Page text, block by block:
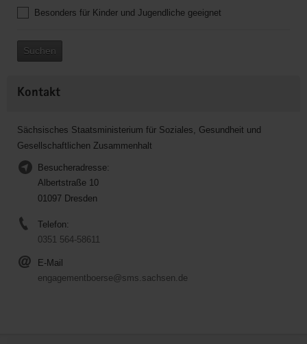
Besonders für Kinder und Jugendliche geeignet
Suchen
Kontakt
Sächsisches Staatsministerium für Soziales, Gesundheit und
Gesellschaftlichen Zusammenhalt
Besucheradresse:
Albertstraße 10
01097 Dresden
Telefon:
0351 564-58611
E-Mail
engagementboerse@sms.sachsen.de